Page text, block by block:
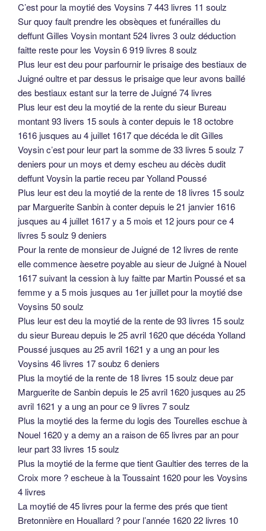
C’est pour la moytié des Voysins 7 443 livres 11 soulz
Sur quoy fault prendre les obsèques et funérailles du
deffunt Gilles Voysin montant 524 livres 3 oulz déduction
faitte reste pour les Voysin 6 919 livres 8 soulz
Plus leur est deu pour parfournir le prisaige des bestiaux de
Juigné oultre et par dessus le prisaige que leur avons baillé
des bestiaux estant sur la terre de Juigné 74 livres
Plus leur est deu la moytié de la rente du sieur Bureau
montant 93 livers 15 souls à conter depuis le 18 octobre
1616 jusques au 4 juillet 1617 que décéda le dit Gilles
Voysin c’est pour leur part la somme de 33 livres 5 soulz 7
deniers pour un moys et demy escheu au décès dudit
deffunt Voysin la partie receu par Yolland Poussé
Plus leur est deu la moytié de la rente de 18 livres 15 soulz
par Marguerite Sanbin à conter depuis le 21 janvier 1616
jusques au 4 juillet 1617 y a 5 mois et 12 jours pour ce 4
livres 5 soulz 9 deniers
Pour la rente de monsieur de Juigné de 12 livres de rente
elle commence àesetre poyable au sieur de Juigné à Nouel
1617 suivant la cession à luy faitte par Martin Poussé et sa
femme y a 5 mois jusques au 1er juillet pour la moytié dse
Voysins 50 soulz
Plus leur est deu la moytié de la rente de 93 livres 15 soulz
du sieur Bureau depuis le 25 avril 1620 que décéda Yolland
Poussé jusques au 25 avril 1621 y a ung an pour les
Voysins 46 livres 17 soubz 6 deniers
Plus la moytié de la rente de 18 livres 15 soulz deue par
Marguerite de Sanbin depuis le 25 avril 1620 jusques au 25
avril 1621 y a ung an pour ce 9 livres 7 soulz
Plus la moytié des la ferme du logis des Tourelles eschue à
Nouel 1620 y a demy an a raison de 65 livres par an pour
leur part 33 livres 15 soulz
Plus la moytié de la ferme que tient Gaultier des terres de la
Croix more ? escheue à la Toussaint 1620 pour les Voysins
4 livres
La moytié de 45 livres pour la ferme des prés que tient
Bretonnière en Houallard ? pour l’année 1620 22 livres 10